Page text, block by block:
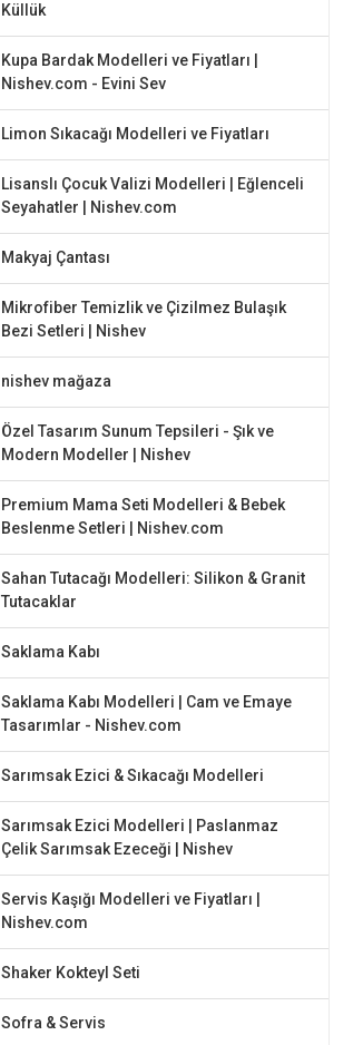
Küllük
Kupa Bardak Modelleri ve Fiyatları |
Nishev.com - Evini Sev
Limon Sıkacağı Modelleri ve Fiyatları
Lisanslı Çocuk Valizi Modelleri | Eğlenceli
Seyahatler | Nishev.com
Makyaj Çantası
Mikrofiber Temizlik ve Çizilmez Bulaşık
Bezi Setleri | Nishev
nishev mağaza
Özel Tasarım Sunum Tepsileri - Şık ve
Modern Modeller | Nishev
Premium Mama Seti Modelleri & Bebek
Beslenme Setleri | Nishev.com
Sahan Tutacağı Modelleri: Silikon & Granit
Tutacaklar
Saklama Kabı
Saklama Kabı Modelleri | Cam ve Emaye
Tasarımlar - Nishev.com
Sarımsak Ezici & Sıkacağı Modelleri
Sarımsak Ezici Modelleri | Paslanmaz
Çelik Sarımsak Ezeceği | Nishev
Servis Kaşığı Modelleri ve Fiyatları |
Nishev.com
Shaker Kokteyl Seti
Sofra & Servis